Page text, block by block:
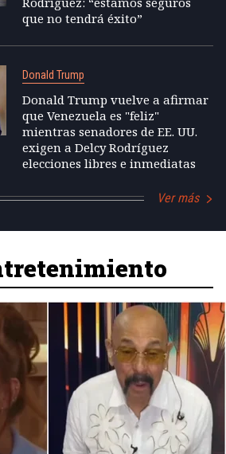
que no tendrá éxito”
Donald Trump
Donald Trump vuelve a afirmar
que Venezuela es "feliz"
mientras senadores de EE. UU.
exigen a Delcy Rodríguez
elecciones libres e inmediatas
Ver más